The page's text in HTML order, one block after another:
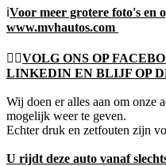
ℹ️Voor meer grotere foto's en
www.mvhautos.com
👍🏻VOLG ONS OP
LINKEDIN EN BLIJF OP
Wij doen er alles aan om onze
mogelijk weer te geven.
Echter druk en zetfouten zijn
U rijdt deze auto vanaf